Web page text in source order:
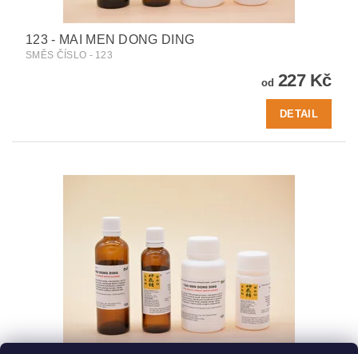
123 - MAI MEN DONG DING
SMĚS ČÍSLO - 123
od 227 Kč
DETAIL